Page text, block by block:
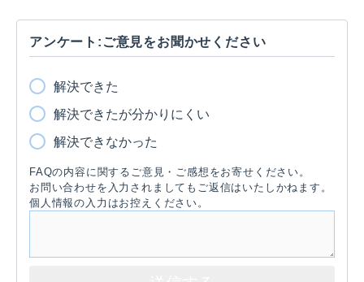
アンケート:ご意見をお聞かせください
解決できた
解決できたが分かりにくい
解決できなかった
FAQの内容に関するご意見・ご感想をお寄せください。
お問い合わせを入力されましてもご返信はいたしかねます。
個人情報の入力はお控えください。